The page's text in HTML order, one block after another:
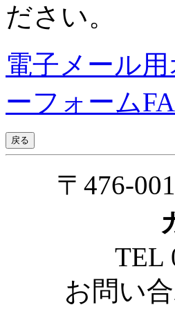
ださい。
電子メール
ーフォーム
〒476-
TEL
お問い